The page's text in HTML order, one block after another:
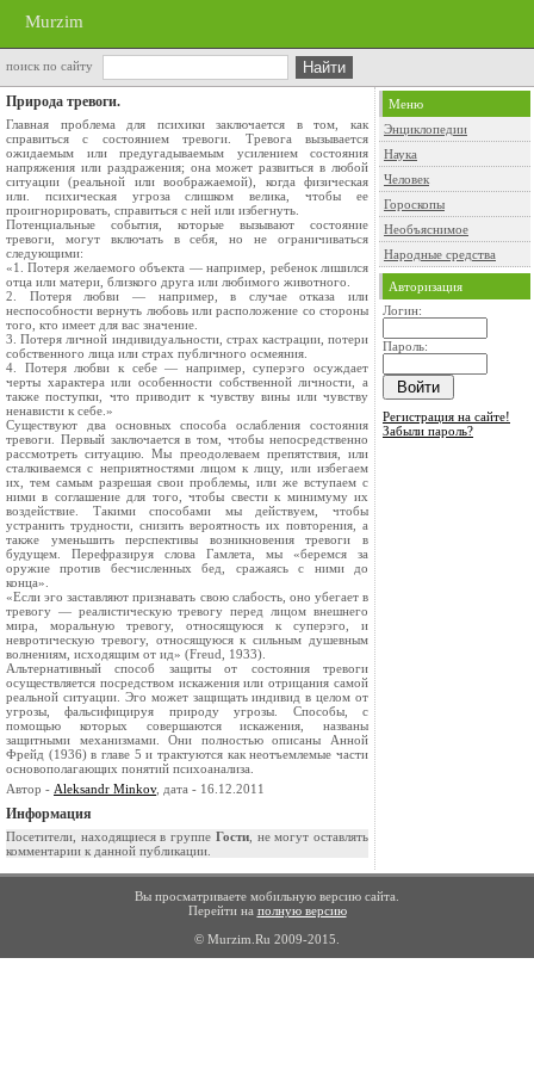
Murzim
поиск по сайту
Природа тревоги.
Главная проблема для психики заключается в том, как
справиться с состоянием тревоги. Тревога вызывается
ожидаемым или предугадываемым усилением состояния
напряжения или раздражения; она может развиться в любой
ситуации (реальной или воображаемой), когда физическая
или. психическая угроза слишком велика, чтобы ее
проигнорировать, справиться с ней или избегнуть.
Потенциальные события, которые вызывают состояние
тревоги, могут включать в себя, но не ограничиваться
следующими:
«1. Потеря желаемого объекта — например, ребенок лишился
отца или матери, близкого друга или любимого животного.
2. Потеря любви — например, в случае отказа или
неспособности вернуть любовь или расположение со стороны
того, кто имеет для вас значение.
3. Потеря личной индивидуальности, страх кастрации, потери
собственного лица или страх публичного осмеяния.
4. Потеря любви к себе — например, суперэго осуждает
черты характера или особенности собственной личности, а
также поступки, что приводит к чувству вины или чувству
ненависти к себе.»
Существуют два основных способа ослабления состояния
тревоги. Первый заключается в том, чтобы непосредственно
рассмотреть ситуацию. Мы преодолеваем препятствия, или
сталкиваемся с неприятностями лицом к лицу, или избегаем
их, тем самым разрешая свои проблемы, или же вступаем с
ними в соглашение для того, чтобы свести к минимуму их
воздействие. Такими способами мы действуем, чтобы
устранить трудности, снизить вероятность их повторения, а
также уменьшить перспективы возникновения тревоги в
будущем. Перефразируя слова Гамлета, мы «беремся за
оружие против бесчисленных бед, сражаясь с ними до
конца».
«Если эго заставляют признавать свою слабость, оно убегает в
тревогу — реалистическую тревогу перед лицом внешнего
мира, моральную тревогу, относящуюся к суперэго, и
невротическую тревогу, относящуюся к сильным душевным
волнениям, исходящим от ид» (Freud, 1933).
Альтернативный способ защиты от состояния тревоги
осуществляется посредством искажения или отрицания самой
реальной ситуации. Эго может защищать индивид в целом от
угрозы, фальсифицируя природу угрозы. Способы, с
помощью которых совершаются искажения, названы
защитными механизмами. Они полностью описаны Анной
Фрейд (1936) в главе 5 и трактуются как неотъемлемые части
основополагающих понятий психоанализа.
Автор - Aleksandr Minkov, дата - 16.12.2011
Информация
Посетители, находящиеся в группе Гости, не могут оставлять
комментарии к данной публикации.
Меню
Энциклопедии
Наука
Человек
Гороскопы
Необъяснимое
Народные средства
Авторизация
Логин:
Пароль:
Регистрация на сайте!
Забыли пароль?
Вы просматриваете мобильную версию сайта.
Перейти на полную версию
© Murzim.Ru 2009-2015.